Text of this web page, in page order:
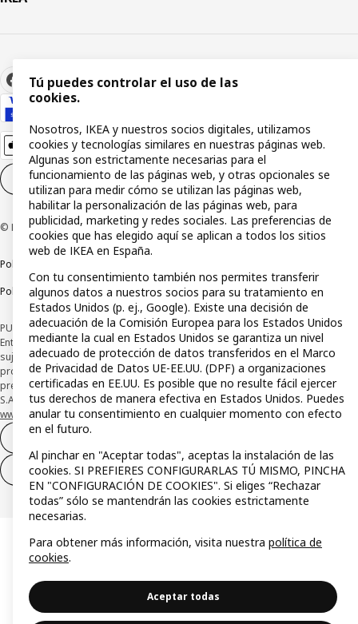
Configuración de cookies ES
© Inter IKEA Systems B.V 1999-2026
Política de privacidad
Política de divulgación responsable
PUBLICIDAD: *Financiación a través de la tarjeta IKEA VISA emitida por la
Entidad de Pago híbrida CaixaBank Payments & Consumer, E.F.C., E.P., S.A.U., y
sujeta a su organización. La entidad ha escogido como sistema de
protección de los fondos recibidos de usuarios de servicios de pago que
presta su depósito en una cuenta bancaria separada abierta en CaixaBank,
S.A. Conoce más acerca de las formas de pago de tu tarjeta aquí:
www.caixabankpc.com/es/productos. ​
Desistimiento de solo servicios
Tú puedes controlar el uso de las
cookies.
Nosotros, IKEA y nuestros socios digitales, utilizamos
cookies y tecnologías similares en nuestras páginas web.
Algunas son estrictamente necesarias para el
funcionamiento de las páginas web, y otras opcionales se
utilizan para medir cómo se utilizan las páginas web,
habilitar la personalización de las páginas web, para
publicidad, marketing y redes sociales. Las preferencias de
cookies que has elegido aquí se aplican a todos los sitios
web de IKEA en España.
Con tu consentimiento también nos permites transferir
algunos datos a nuestros socios para su tratamiento en
Estados Unidos (p. ej., Google). Existe una decisión de
adecuación de la Comisión Europea para los Estados Unidos
mediante la cual en Estados Unidos se garantiza un nivel
adecuado de protección de datos transferidos en el Marco
de Privacidad de Datos UE-EE.UU. (DPF) a organizaciones
certificadas en EE.UU. Es posible que no resulte fácil ejercer
tus derechos de manera efectiva en Estados Unidos. Puedes
anular tu consentimiento en cualquier momento con efecto
en el futuro.
Al pinchar en "Aceptar todas", aceptas la instalación de las
cookies. SI PREFIERES CONFIGURARLAS TÚ MISMO, PINCHA
EN "CONFIGURACIÓN DE COOKIES". Si eliges “Rechazar
todas” sólo se mantendrán las cookies estrictamente
necesarias.
Para obtener más información, visita nuestra política de
cookies.
Aceptar todas